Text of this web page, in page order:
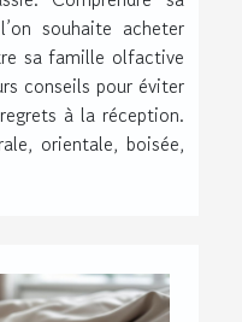
souhaite acheter
sa famille olfactive
conseils pour éviter
à la réception.
orientale, boisée,